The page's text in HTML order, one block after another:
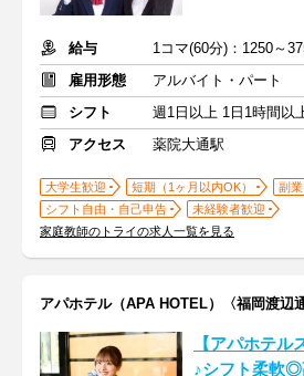
給与
1コマ(60分)：1250～
雇用形態
アルバイト・パート
シフト
週1日以上 1日1時間以
アクセス
薬院大通駅
大学生歓迎 短期（1ヶ月以内OK）
副
シフト自由・自己申告
未経験者歓迎
家庭教師のトライの求人一覧を見る
アパホテル（APA HOTEL）〈福岡渡辺
【アパホテル
♪シフト柔軟◎